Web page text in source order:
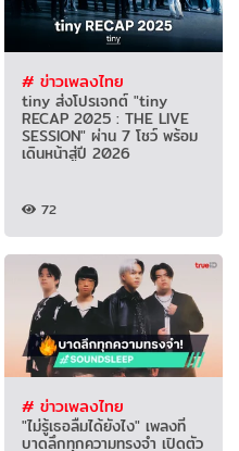
# ข่าวเพลงไทย
tiny ส่งโปรเจกต์ "tiny
RECAP 2025 : THE LIVE
SESSION" ผ่าน 7 โชว์ พร้อม
เดินหน้าสู่ปี 2026
72
# ข่าวเพลงไทย
"ไม่รู้เธอลืมได้ยังไง" เพลงที่
บาดลึกทุกความทรงจำ เปิดตัว